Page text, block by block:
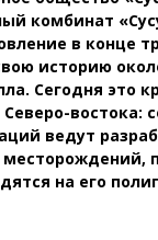
комбинат
в конце
историю
Сегодня это
востока:
ведут
на его